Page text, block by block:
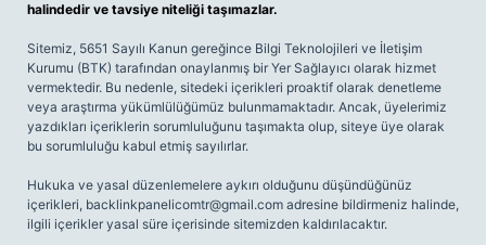
halindedir ve tavsiye niteliği taşımazlar.
Sitemiz, 5651 Sayılı Kanun gereğince Bilgi Teknolojileri ve İletişim
Kurumu (BTK) tarafından onaylanmış bir Yer Sağlayıcı olarak hizmet
vermektedir. Bu nedenle, sitedeki içerikleri proaktif olarak denetleme
veya araştırma yükümlülüğümüz bulunmamaktadır. Ancak, üyelerimiz
yazdıkları içeriklerin sorumluluğunu taşımakta olup, siteye üye olarak
bu sorumluluğu kabul etmiş sayılırlar.
Hukuka ve yasal düzenlemelere aykırı olduğunu düşündüğünüz
içerikleri, backlinkpanelicomtr@gmail.com adresine bildirmeniz halinde,
ilgili içerikler yasal süre içerisinde sitemizden kaldırılacaktır.